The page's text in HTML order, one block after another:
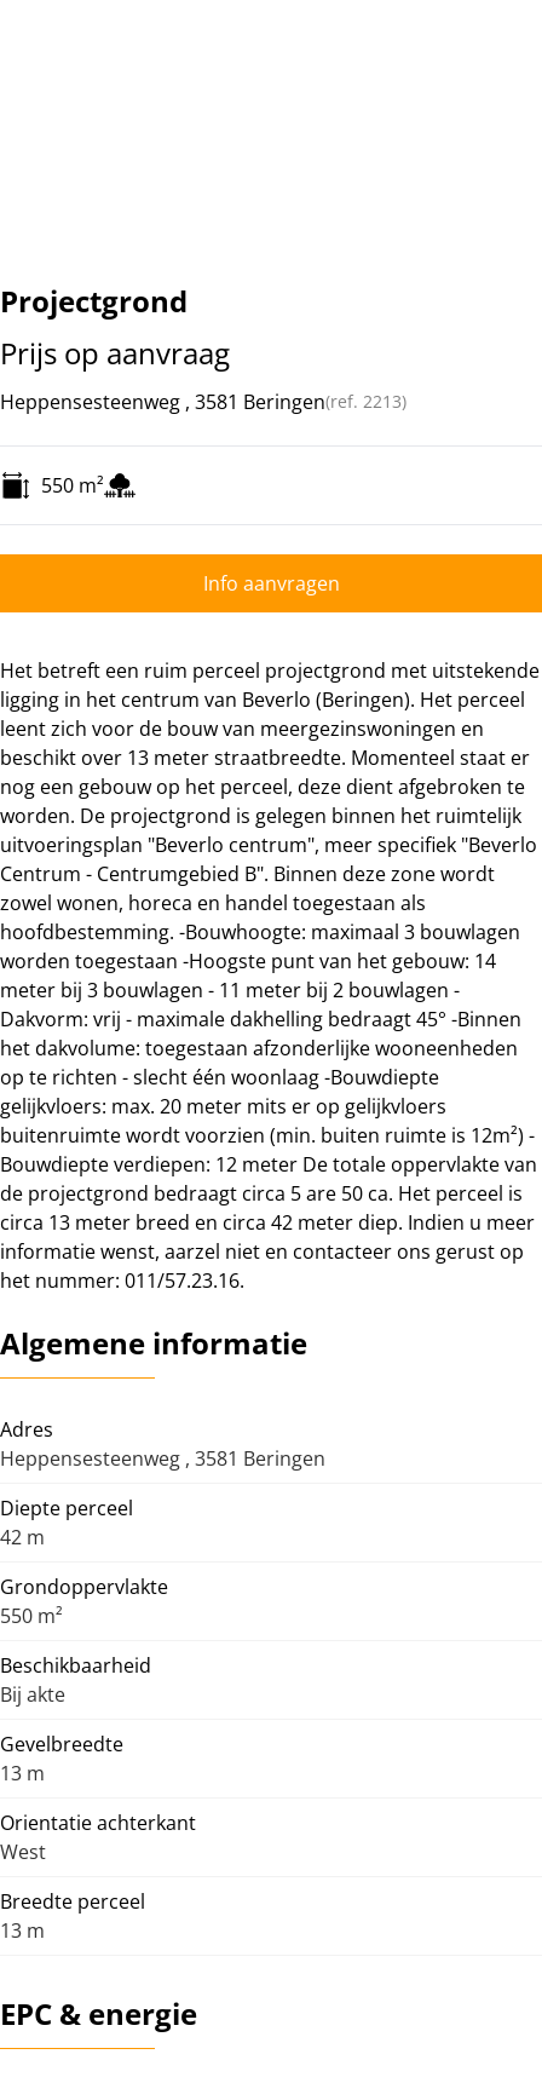
Projectgrond
Prijs op aanvraag
Heppensesteenweg , 3581 Beringen(ref. 2213)
550 m²
Info aanvragen
Het betreft een ruim perceel projectgrond met uitstekende
ligging in het centrum van Beverlo (Beringen). Het perceel
leent zich voor de bouw van meergezinswoningen en
beschikt over 13 meter straatbreedte. Momenteel staat er
nog een gebouw op het perceel, deze dient afgebroken te
worden. De projectgrond is gelegen binnen het ruimtelijk
uitvoeringsplan "Beverlo centrum", meer specifiek "Beverlo
Centrum - Centrumgebied B". Binnen deze zone wordt
zowel wonen, horeca en handel toegestaan als
hoofdbestemming. -Bouwhoogte: maximaal 3 bouwlagen
worden toegestaan -Hoogste punt van het gebouw: 14
meter bij 3 bouwlagen - 11 meter bij 2 bouwlagen -
Dakvorm: vrij - maximale dakhelling bedraagt 45° -Binnen
het dakvolume: toegestaan afzonderlijke wooneenheden
op te richten - slecht één woonlaag -Bouwdiepte
gelijkvloers: max. 20 meter mits er op gelijkvloers
buitenruimte wordt voorzien (min. buiten ruimte is 12m²) -
Bouwdiepte verdiepen: 12 meter De totale oppervlakte van
de projectgrond bedraagt circa 5 are 50 ca. Het perceel is
circa 13 meter breed en circa 42 meter diep. Indien u meer
informatie wenst, aarzel niet en contacteer ons gerust op
het nummer: 011/57.23.16.
Algemene informatie
Adres
Heppensesteenweg , 3581 Beringen
Diepte perceel
42 m
Grondoppervlakte
550 m²
Beschikbaarheid
Bij akte
Gevelbreedte
13 m
Orientatie achterkant
West
Breedte perceel
13 m
EPC & energie